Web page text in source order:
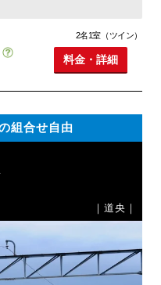
2名1室（ツイン）
料金・詳細
組合せ自由
｜道央｜